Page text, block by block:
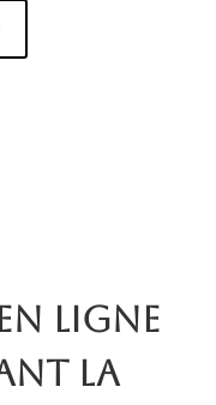
ligne
La